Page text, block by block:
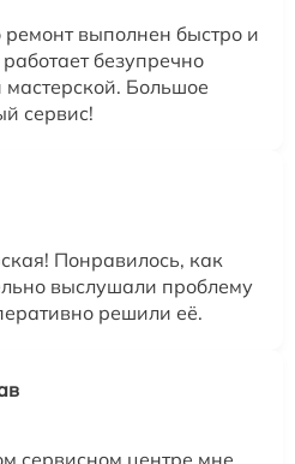
выполнен быстро и
безупречно
мастерской. Большое
сервис!
Понравилось, как
выслушали проблему
решили её.
сервисном центре мне